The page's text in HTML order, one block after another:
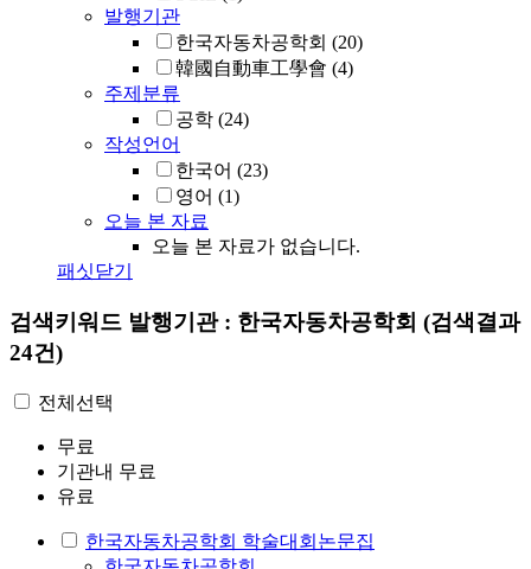
발행기관
한국자동차공학회 (20)
韓國自動車工學會 (4)
주제분류
공학 (24)
작성언어
한국어 (23)
영어 (1)
오늘 본 자료
오늘 본 자료가 없습니다.
패싯닫기
검색키워드 발행기관 : 한국자동차공학회 (검색결과
24건)
전체선택
무료
기관내 무료
유료
한국자동차공학회 학술대회논문집